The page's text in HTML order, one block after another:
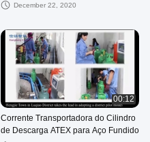
December 22, 2020
00:12
Corrente Transportadora do Cilindro
de Descarga ATEX para Aço Fundido